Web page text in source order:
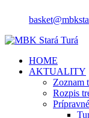
HOME
AKTUALITY
Zoznam
Rozpis